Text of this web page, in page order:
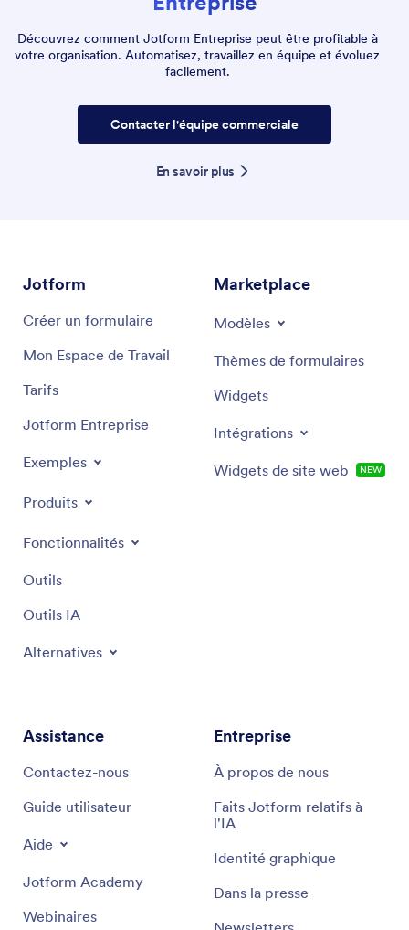
Découvrez comment Jotform Entreprise peut être profitable à
votre organisation. Automatisez, travaillez en équipe et évoluez
facilement.
Contacter l'équipe commerciale
En savoir plus
Jotform
Créer un formulaire
Mon Espace de Travail
Tarifs
Jotform Entreprise
Exemples
Produits
Fonctionnalités
Outils
Outils IA
Alternatives
Marketplace
Modèles
Thèmes de formulaires
Widgets
Intégrations
Widgets de site web NEW
Assistance
Contactez-nous
Guide utilisateur
Aide
Jotform Academy
Webinaires
Entreprise
À propos de nous
Faits Jotform relatifs à
l'IA
Identité graphique
Dans la presse